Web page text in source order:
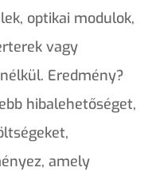
optikai modulok,
vagy
Eredmény?
hibalehetőséget,
amely